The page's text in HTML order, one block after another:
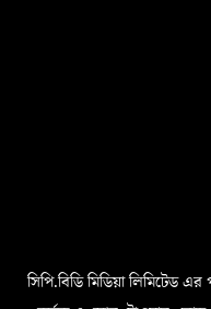
সিপি.বিডি মিডিয়া লিমিটেড